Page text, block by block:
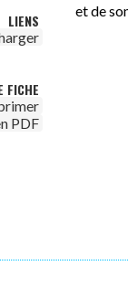
LIENS
FICHE
PDF
et de